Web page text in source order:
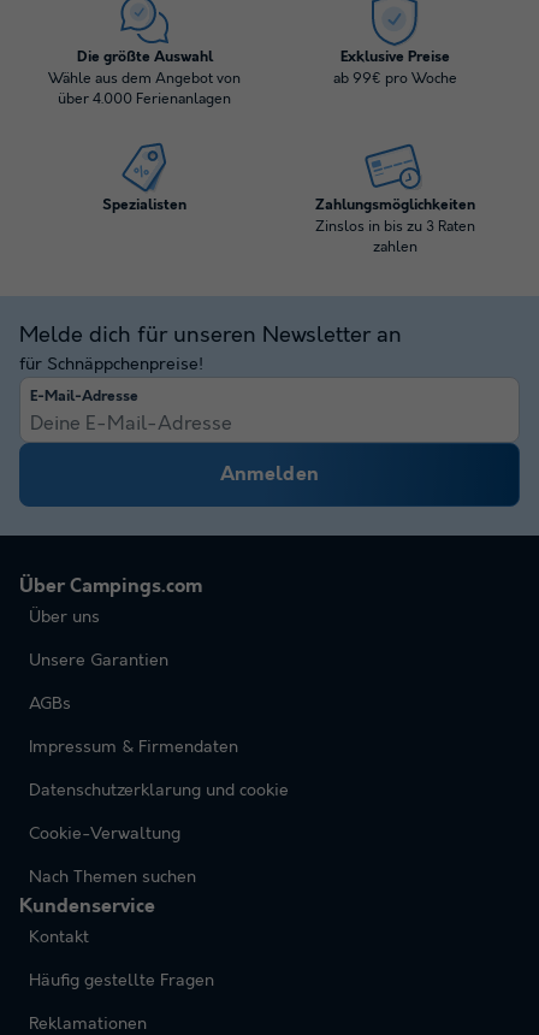
Die größte Auswahl
Wähle aus dem Angebot von
über 4.000 Ferienanlagen
Exklusive Preise
ab 99€ pro Woche
Spezialisten Zahlungsmöglichkeiten
Zinslos in bis zu 3 Raten
zahlen
Melde dich für unseren Newsletter an
für Schnäppchenpreise!
E-Mail-Adresse
Anmelden
Über Campings.com
Über uns
Unsere Garantien
AGBs
Impressum & Firmendaten
Datenschutzerklarung und cookie
Cookie-Verwaltung
Nach Themen suchen
Kundenservice
Kontakt
Häufig gestellte Fragen
Reklamationen